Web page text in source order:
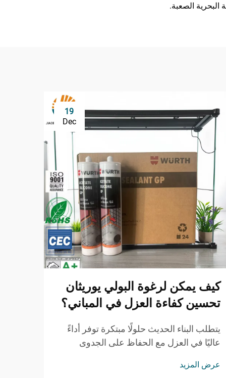
الصعبة.
19
Dec
كيف يمكن لرغوة البولي يوريثان
تحسين كفاءة العزل في المباني؟
يتطلب البناء الحديث حلولًا مبتكرة توفر أداءً
عاليًا في العزل مع الحفاظ على الجدوى
البولي يوريثين، المعروفة عمومًا باسم رغوة
عرض المزيد